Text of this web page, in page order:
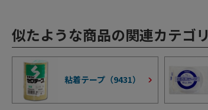
似たような商品の関連カテゴリ
粘着テープ（9431）